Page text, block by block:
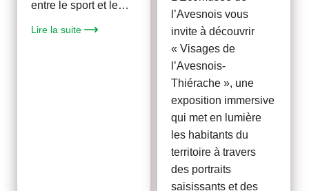
entre le sport et le…
Lire la suite
l’Avesnois vous
invite à découvrir
« Visages de
l’Avesnois-
Thiérache », une
exposition immersive
qui met en lumière
les habitants du
territoire à travers
des portraits
saisissants et des